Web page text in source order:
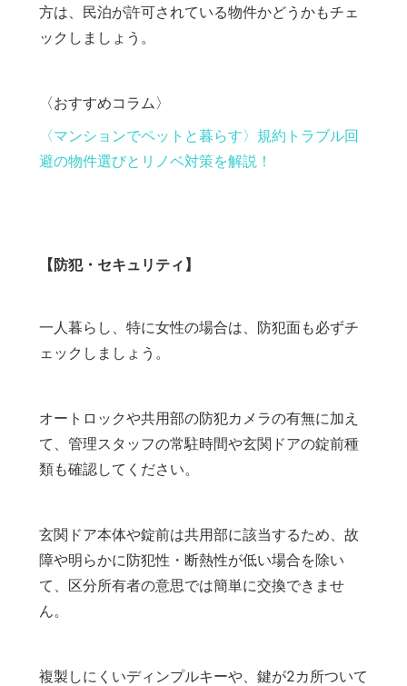
方は、民泊が許可されている物件かどうかもチェ
ックしましょう。
〈おすすめコラム〉
〈マンションでペットと暮らす〉規約トラブル回
避の物件選びとリノベ対策を解説！
【防犯・セキュリティ】
一人暮らし、特に女性の場合は、防犯面も必ずチ
ェックしましょう。
オートロックや共用部の防犯カメラの有無に加え
て、管理スタッフの常駐時間や玄関ドアの錠前種
類も確認してください。
玄関ドア本体や錠前は共用部に該当するため、故
障や明らかに防犯性・断熱性が低い場合を除い
て、区分所有者の意思では簡単に交換できませ
ん。
複製しにくいディンプルキーや、鍵が2カ所ついて